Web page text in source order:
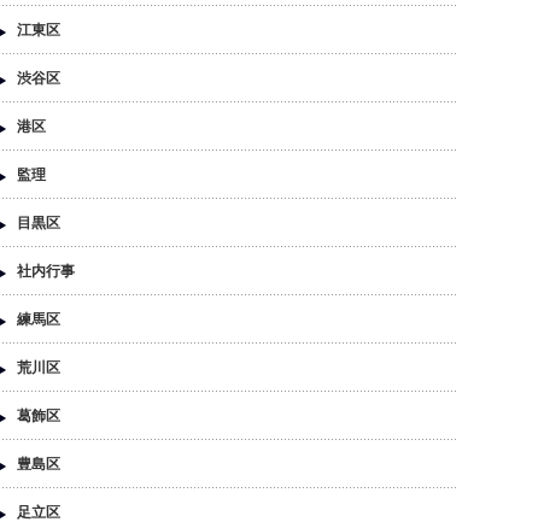
江東区
渋谷区
港区
監理
目黒区
社内行事
練馬区
荒川区
葛飾区
豊島区
足立区